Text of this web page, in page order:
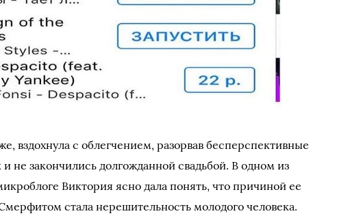
вздохнула с облегчением, разорвав бесперспективные
не закончились долгожданной свадьбой. В одном из
Виктория ясно дала понять, что причиной ее
стала нерешительность молодого человека.